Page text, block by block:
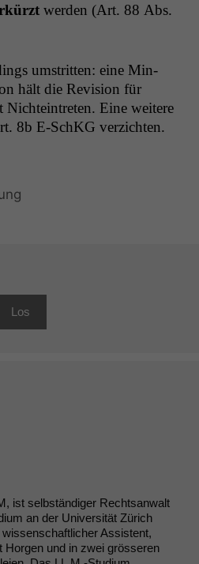
wer­den (Art. 88 Abs.
umstrit­ten: eine Min­
hält die Revi­sion für
Nichtein­treten. Eine weit­ere
8b E‑SchKG verzichten.
ist selbständiger Rechtsanwalt
an der Universität Zürich
Assistent,
und in zwei grösseren